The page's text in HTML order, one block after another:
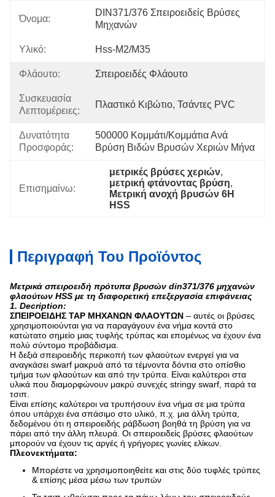
Όνομα:
DIN371/376 Σπειροειδείς Βρύσες
Μηχανών
Υλικό: Hss-M2/M35
Φλάουτο: Σπειροειδές Φλάουτο
Συσκευασία
Λεπτομέρειες:
Πλαστικό Κιβώτιο, Τσάντες PVC
Δυνατότητα
Προσφοράς:
500000 Κομμάτι/κομμάτια Ανά
Βρύση Βιδών Βρυσών Χεριών Μήνα
Επισημαίνω:
μετρικές βρύσες χεριών,
μετρική φτάνοντας βρύση,
Μετρική ανοχή βρυσών 6H
HSS
Περιγραφή Του Προϊόντος
Μετρικά σπειροειδή πρότυπα βρυσών din371/376 μηχανών
φλαούτων HSS με τη διαφορετική επεξεργασία επιφάνειας
1. Decription:
ΣΠΕΙΡΟΕΙΔΗΣ TAP ΜΗΧΑΝΩΝ ΦΛΑΟΥΤΩΝ – αυτές οι βρύσες
χρησιμοποιούνται για να παραγάγουν ένα νήμα κοντά στο
κατώτατο σημείο μιας τυφλής τρύπας και επομένως να έχουν ένα
πολύ σύντομο προβάδισμα.
Η δεξιά σπειροειδής περικοπή των φλαούτων ενεργεί για να
αναγκάσει swarf μακρυά από τα τέμνοντα δόντια στο οπίσθιο
τμήμα των φλαούτων και από την τρύπα. Είναι καλύτεροι στα
υλικά που διαμορφώνουν μακρύ συνεχές stringy swarf, παρά τα
τσιπ.
Είναι επίσης καλύτεροι να τρυπήσουν ένα νήμα σε μια τρύπα
όπου υπάρχει ένα σπάσιμο στο υλικό, π.χ. μια άλλη τρύπα,
δεδομένου ότι η σπειροειδής ράβδωση βοηθά τη βρύση για να
πάρει από την άλλη πλευρά. Οι σπειροειδείς βρύσες φλαούτων
μπορούν να έχουν τις αργές ή γρήγορες γωνίες ελίκων.
Πλεονεκτήματα:
Μπορέστε να χρησιμοποιηθείτε και στις δύο τυφλές τρύπες
& επίσης μέσα μέσω των τρυπών